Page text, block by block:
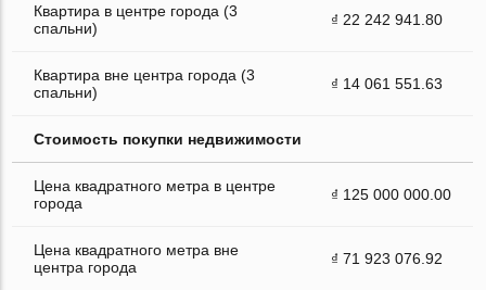
Квартира в центре города (3
спальни)
₫ 22 242 941.80
Квартира вне центра города (3
спальни)
₫ 14 061 551.63
Стоимость покупки недвижимости
Цена квадратного метра в центре
города
₫ 125 000 000.00
Цена квадратного метра вне
центра города
₫ 71 923 076.92